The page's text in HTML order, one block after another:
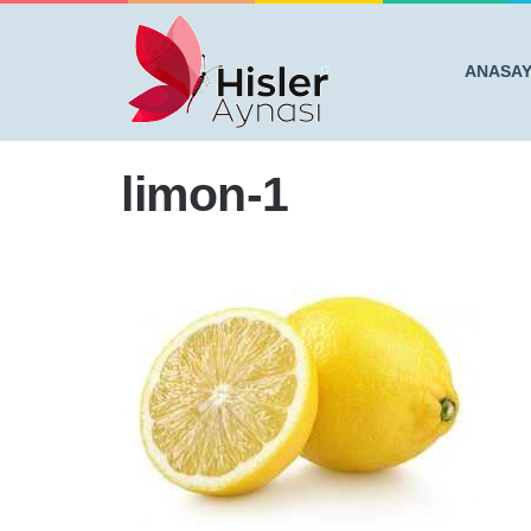
Anasayfa / YÜZ KILLARINI ACI ÇEKMEDEN 5 DOĞAL
limon-1